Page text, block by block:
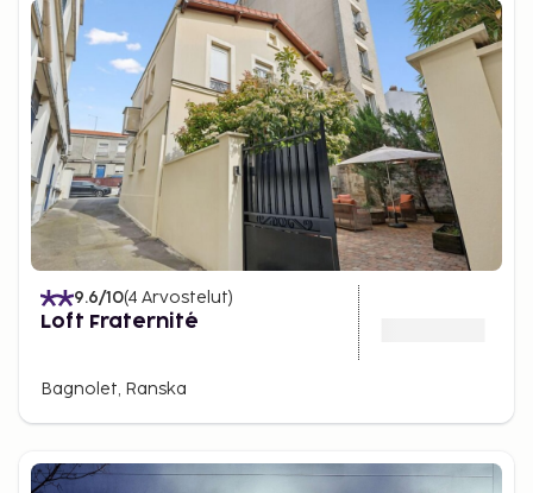
9.6/10(4 Arvostelut)
Loft Fraternité
Bagnolet, Ranska